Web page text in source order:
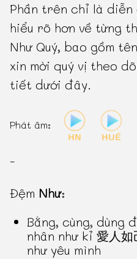
Phần trên chỉ là
hiểu rõ hơn về từng
Như Quý, bao gồm
xin mời quý vị theo
tiết dưới đây.
Phát âm:
-
Đệm Như:
Bằng, cùng, dùng
nhân như kỉ 愛人
như yêu mình